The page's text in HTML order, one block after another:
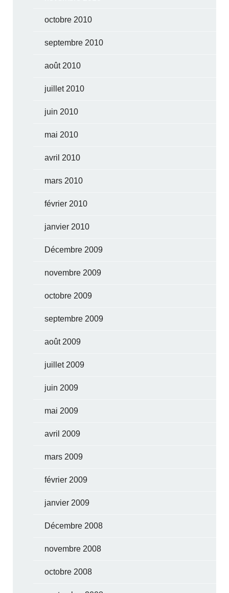
octobre 2010
septembre 2010
août 2010
juillet 2010
juin 2010
mai 2010
avril 2010
mars 2010
février 2010
janvier 2010
Décembre 2009
novembre 2009
octobre 2009
septembre 2009
août 2009
juillet 2009
juin 2009
mai 2009
avril 2009
mars 2009
février 2009
janvier 2009
Décembre 2008
novembre 2008
octobre 2008